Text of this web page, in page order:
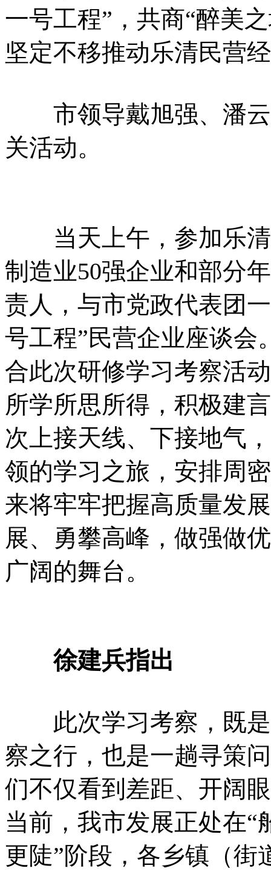
一号工程”，共商“醉美
坚定不移推动乐清民营
市领导戴旭强、潘云
关活动。
当天上午，参加乐清
制造业50强企业和部分
责人，与市党政代表团
号工程”民营企业座谈会
合此次研修学习考察活
所学所思所得，积极建
次上接天线、下接地气
领的学习之旅，安排周
来将牢牢把握高质量发
展、勇攀高峰，做强做
广阔的舞台。
徐建兵指出
此次学习考察，既是
察之行，也是一趟寻策
们不仅看到差距、开阔
当前，我市发展正处在
更陡”阶段，各乡镇（街